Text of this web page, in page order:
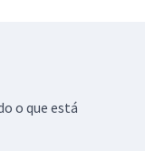
o que está